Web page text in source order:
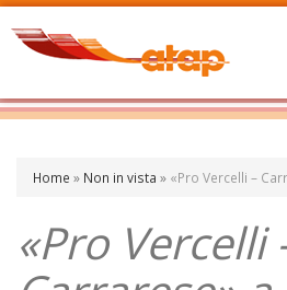
Home » Non in vista » «Pro Vercelli –
«Pro Vercelli